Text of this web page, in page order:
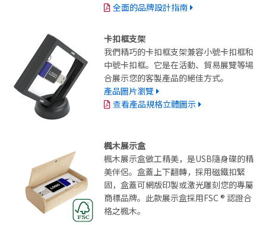
全面的品牌設計指南
卡扣框支架
我們精巧的卡扣框支架兼容小號卡扣框和
中號卡扣框。它是在活動、貿易展覽等場
合展示您的客製產品的絕佳方式。
產品圖片瀏覽
查看產品規格立體圖示
楓木展示盒
楓木展示盒做工精美，是USB隨身碟的精
美伴侶。盒蓋上下翻轉，採用磁鐵扣緊
固，盒蓋可網版印製或激光雕刻您的專屬
商標品牌。此款展示盒採用FSC ® 認證合
格之楓木。